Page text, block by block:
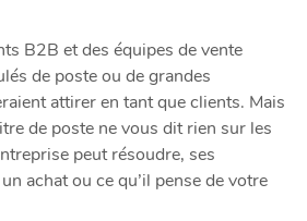
B2B et des équipes de vente
de poste ou de grandes
attirer en tant que clients. Mais
de poste ne vous dit rien sur les
peut résoudre, ses
achat ou ce qu’il pense de votre